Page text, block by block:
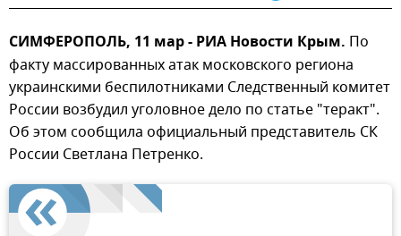
СИМФЕРОПОЛЬ, 11 мар - РИА Новости Крым. По
факту массированных атак московского региона
украинскими беспилотниками Следственный комитет
России возбудил уголовное дело по статье "теракт".
Об этом сообщила официальный представитель СК
России Светлана Петренко.